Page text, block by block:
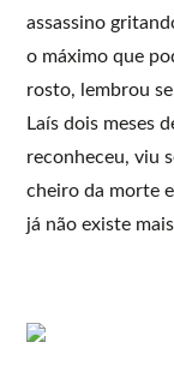
assassino
o máximo que
rosto, lembrou
Laís dois meses
reconheceu, viu
cheiro da morte
já não existe